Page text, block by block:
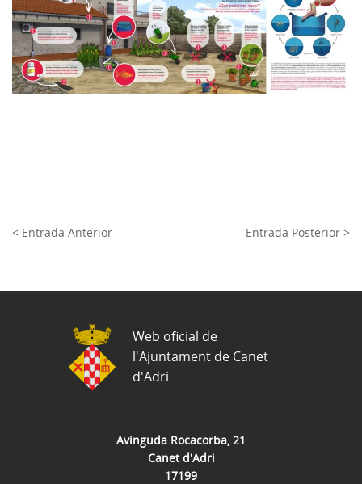
< Entrada Anterior Entrada Posterior >
Avinguda Rocacorba, 21
Canet d'Adri
17199
Web oficial de
l'Ajuntament de Canet
d'Adri